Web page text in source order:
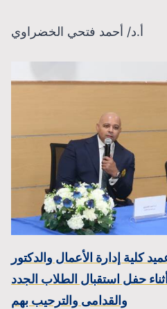
أ.د/ أحمد فتحي الخضراوي
كلية إدارة الأعمال والدكتور
حفل استقبال الطلاب الجدد
والقدامى والترحيب بهم